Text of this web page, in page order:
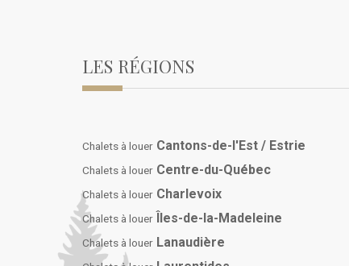
LES RÉGIONS
Chalets à louer Cantons-de-l'Est / Estrie
Chalets à louer Centre-du-Québec
Chalets à louer Charlevoix
Chalets à louer Îles-de-la-Madeleine
Chalets à louer Lanaudière